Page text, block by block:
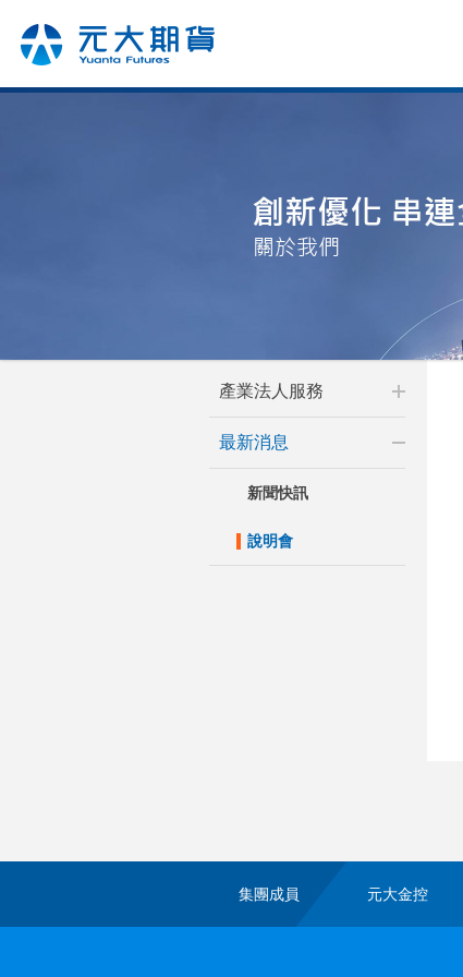
產業法人服務
最新消息
新聞快訊
說明會
集團成員 元大金控